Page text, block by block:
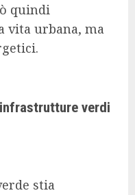
quindi
vita urbana, ma
verdi
stia